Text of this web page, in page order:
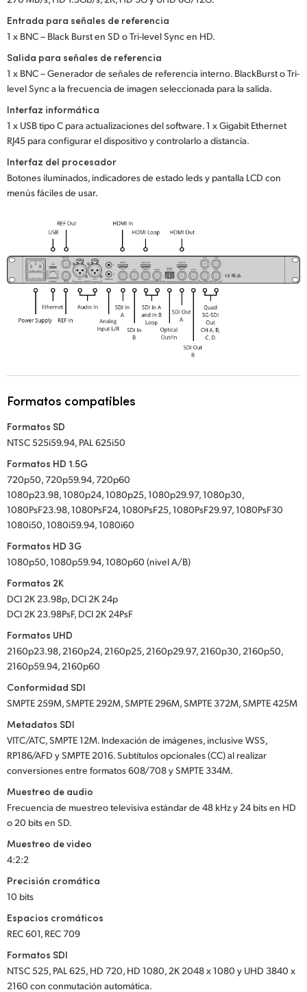
Entrada para señales de referencia
1 x BNC – Black Burst en SD o Tri-level Sync en HD.
Salida para señales de referencia
1 x BNC – Generador de señales de referencia interno. BlackBurst o Tri-
level Sync a la frecuencia de imagen seleccionada para la salida.
Interfaz informática
1 x USB tipo C para actualizaciones del software. 1 x Gigabit Ethernet
RJ45 para configurar el dispositivo y controlarlo a distancia.
Interfaz del procesador
Botones iluminados, indicadores de estado leds y pantalla LCD con
menús fáciles de usar.
Formatos compatibles
Formatos SD
NTSC 525i59.94, PAL 625i50
Formatos HD 1.5G
720p50, 720p59.94, 720p60
1080p23.98, 1080p24, 1080p25, 1080p29.97, 1080p30,
1080PsF23.98, 1080PsF24, 1080PsF25, 1080PsF29.97, 1080PsF30
1080i50, 1080i59.94, 1080i60
Formatos HD 3G
1080p50, 1080p59.94, 1080p60 (nivel A/B)
Formatos 2K
DCI 2K 23.98p, DCI 2K 24p
DCI 2K 23.98PsF, DCI 2K 24PsF
Formatos UHD
2160p23.98, 2160p24, 2160p25, 2160p29.97, 2160p30, 2160p50,
2160p59.94, 2160p60
Conformidad SDI
SMPTE 259M, SMPTE 292M, SMPTE 296M, SMPTE 372M, SMPTE 425M
Metadatos SDI
VITC/ATC, SMPTE 12M. Indexación de imágenes, inclusive WSS,
RP186/AFD y SMPTE 2016. Subtítulos opcionales (CC) al realizar
conversiones entre formatos 608/708 y SMPTE 334M.
Muestreo de audio
Frecuencia de muestreo televisiva estándar de 48 kHz y 24 bits en HD
o 20 bits en SD.
Muestreo de video
4:2:2
Precisión cromática
10 bits
Espacios cromáticos
REC 601, REC 709
Formatos SDI
NTSC 525, PAL 625, HD 720, HD 1080, 2K 2048 x 1080 y UHD 3840 x
2160 con conmutación automática.